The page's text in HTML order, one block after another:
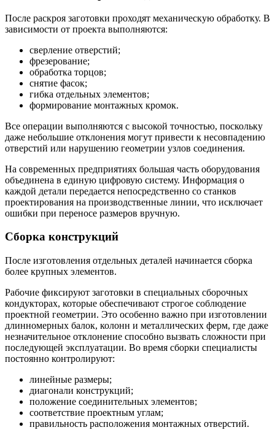
После раскроя заготовки проходят механическую обработку. В
зависимости от проекта выполняются:
сверление отверстий;
фрезерование;
обработка торцов;
снятие фасок;
гибка отдельных элементов;
формирование монтажных кромок.
Все операции выполняются с высокой точностью, поскольку
даже небольшие отклонения могут привести к несовпадению
отверстий или нарушению геометрии узлов соединения.
На современных предприятиях большая часть оборудования
объединена в единую цифровую систему. Информация о
каждой детали передается непосредственно со станков
проектирования на производственные линии, что исключает
ошибки при переносе размеров вручную.
Сборка конструкций
После изготовления отдельных деталей начинается сборка
более крупных элементов.
Рабочие фиксируют заготовки в специальных сборочных
кондукторах, которые обеспечивают строгое соблюдение
проектной геометрии. Это особенно важно при изготовлении
длинномерных балок, колонн и металлических ферм, где даже
незначительное отклонение способно вызвать сложности при
последующей эксплуатации. Во время сборки специалисты
постоянно контролируют:
линейные размеры;
диагонали конструкций;
положение соединительных элементов;
соответствие проектным углам;
правильность расположения монтажных отверстий.